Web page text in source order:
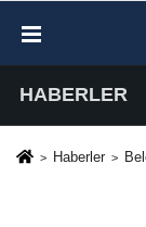
HABERLER
Haberler